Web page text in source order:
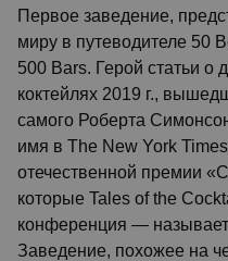
Первое заведение,
миру в путеводителе 50
500 Bars. Герой статьи
коктейлях 2019 г.,
самого Роберта
имя в The New York
отечественной премии
которые Tales of the
конференция —
Заведение, похожее на